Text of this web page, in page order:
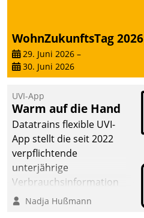
– und beschleunigt damit
den Weg vom
Mieteranliegen zum
WohnZukunftsTag 2026
29. Juni 2026 –
30. Juni 2026
UVI-App
Warm auf die Hand
Datatrains flexible UVI-
App stellt die seit 2022
verpflichtende
unterjährige
Verbrauchsinformation
schnell, zuverlässig und
Nadja Hußmann